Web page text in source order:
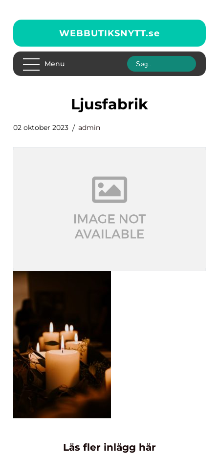
WEBBUTIKSNYTT.se
Menu
ljusfabrik
02 oktober 2023 admin
Läs fler inlägg här